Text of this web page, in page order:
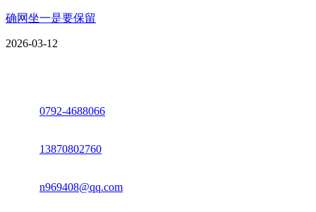
确网坐一是要保留
2026-03-12
0792-4688066
13870802760
n969408@qq.com